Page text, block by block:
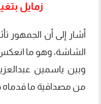
زمايل
أشار إلى أن الجمهور
الشاشة، وهو ما
وبين ياسمين
من مصداقية ما قدماه